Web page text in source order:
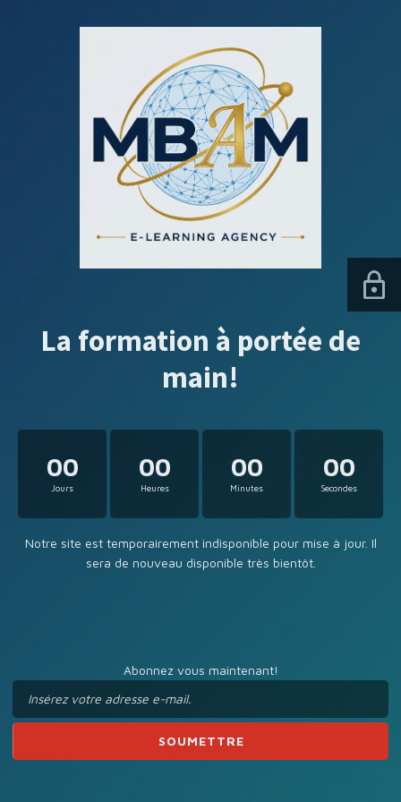
La formation à portée de
main!
00
Jours
00
Heures
00
Minutes
00
Secondes
Notre site est temporairement indisponible pour mise à jour. Il
sera de nouveau disponible très bientôt.
Abonnez vous maintenant!